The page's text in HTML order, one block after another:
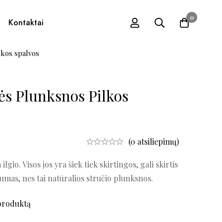
Kontaktai 0
spalvos
Plunksnos Pilkos
(0 atsiliepimų)
ilgio. Visos jos yra šiek tiek skirtingos, gali skirtis
nes tai natūralios stručio plunksnos.